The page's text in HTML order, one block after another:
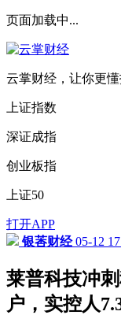
页面加载中...
云掌财经，让你更懂
上证指数
深证成指
创业板指
上证50
打开APP
银莕财经 05-12
莱普科技冲
户，实控人